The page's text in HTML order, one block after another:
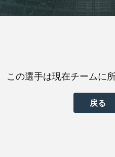
この選手は現在チームに
戻る